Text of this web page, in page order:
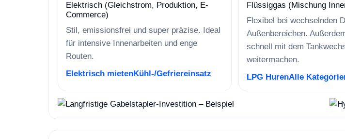
Elektrisch (Gleichstrom, Produktion, E-
Commerce)
Stil, emissionsfrei und super präzise. Ideal
für intensive Innenarbeiten und enge
Routen.
Elektrisch mietenKühl-/Gefriereinsatz
Flüssiggas (Mischung
Flexibel bei wechselnden
Außenbereichen.
schnell mit dem
weitermachen.
LPG HurenAlle